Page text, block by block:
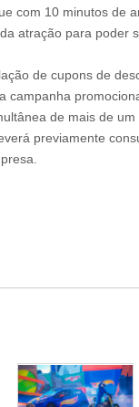
com 10 minutos de
atração para poder
de cupons de
campanha
de mais de
previamente